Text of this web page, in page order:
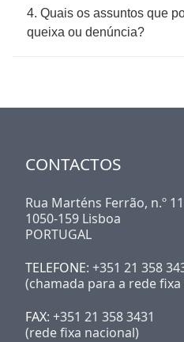
4. Quais os assuntos que
queixa ou denúncia?
CONTACTOS
Rua Marténs Ferrão, n.º
1050-159 Lisboa
PORTUGAL
TELEFONE: +351 21 358
(chamada para a rede
FAX: +351 21 358 3431
(rede fixa nacional)